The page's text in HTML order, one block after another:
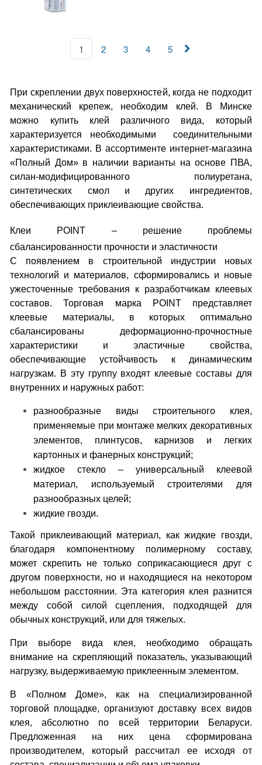
1 2 3 4 5
При скреплении двух поверхностей, когда не подходит
механический крепеж, необходим клей. В Минске
можно купить клей различного вида, который
характеризуется необходимыми соединительными
характеристиками. В ассортименте интернет-магазина
«Полный Дом» в наличии варианты на основе ПВА,
силан-модифицированного полиуретана,
синтетических смол и других ингредиентов,
обеспечивающих приклеивающие свойства.
Клеи POINT – решение проблемы
сбалансированности прочности и эластичности
С появлением в строительной индустрии новых
технологий и материалов, сформировались и новые
ужесточенные требования к разработчикам клеевых
составов. Торговая марка POINT представляет
клеевые материалы, в которых оптимально
сбалансированы деформационно-прочностные
характеристики и эластичные свойства,
обеспечивающие устойчивость к динамическим
нагрузкам. В эту группу входят клеевые составы для
внутренних и наружных работ:
разнообразные виды строительного клея,
применяемые при монтаже мелких декоративных
элементов, плинтусов, карнизов и легких
картонных и фанерных конструкций;
жидкое стекло – универсальный клеевой
материал, используемый строителями для
разнообразных целей;
жидкие гвозди.
Такой приклеивающий материал, как жидкие гвозди,
благодаря компонентному полимерному составу,
может скрепить не только соприкасающиеся друг с
другом поверхности, но и находящиеся на некотором
небольшом расстоянии. Эта категория клея разнится
между собой силой сцепления, подходящей для
обычных конструкций, или для тяжелых.
При выборе вида клея, необходимо обращать
внимание на скрепляющий показатель, указывающий
нагрузку, выдерживаемую приклеенным элементом.
В «Полном Доме», как на специализированной
торговой площадке, организуют доставку всех видов
клея, абсолютно по всей территории Беларуси.
Предложенная на них цена сформирована
производителем, который рассчитал ее исходя от